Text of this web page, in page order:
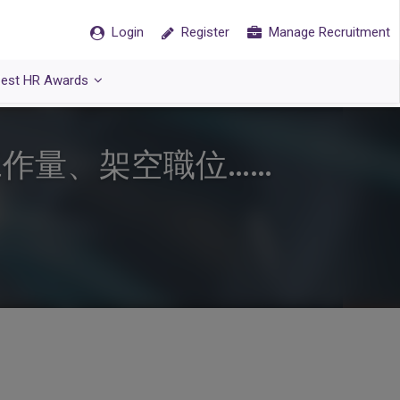
Login Register Manage Recruitment
HR Awards
量、架空職位……